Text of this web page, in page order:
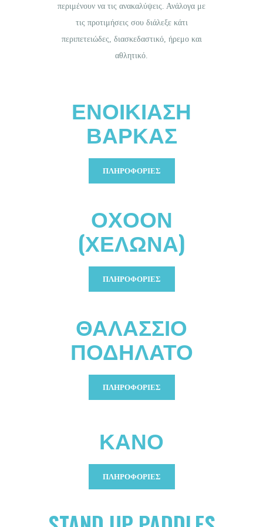
περιμένουν να τις ανακαλύψεις. Ανάλογα με
τις προτιμήσεις σου διάλεξε κάτι
περιπετειώδες, διασκεδαστικό, ήρεμο και
αθλητικό.
ΕΝΟΙΚΊΑΣΗ
ΒΆΡΚΑΣ
ΠΛΗΡΟΦΟΡΊΕΣ
ΟΧΟΟΝ
(ΧΕΛΩΝΑ)
ΠΛΗΡΟΦΟΡΊΕΣ
ΘΑΛΆΣΣΙΟ
ΠΟΔΉΛΑΤΟ
ΠΛΗΡΟΦΟΡΊΕΣ
ΚΑΝΌ
ΠΛΗΡΟΦΟΡΊΕΣ